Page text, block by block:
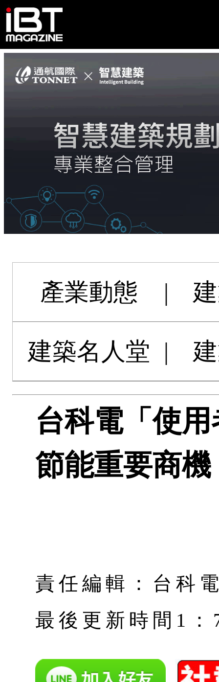
產業動態 |
建築名人堂 |
台科電「使
節能重要商機
責任編輯：台科
最後更新時間1